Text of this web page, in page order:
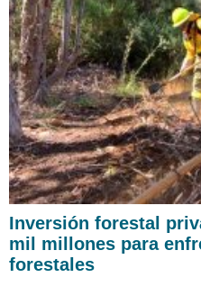
Inversión forestal
mil millones para
forestales